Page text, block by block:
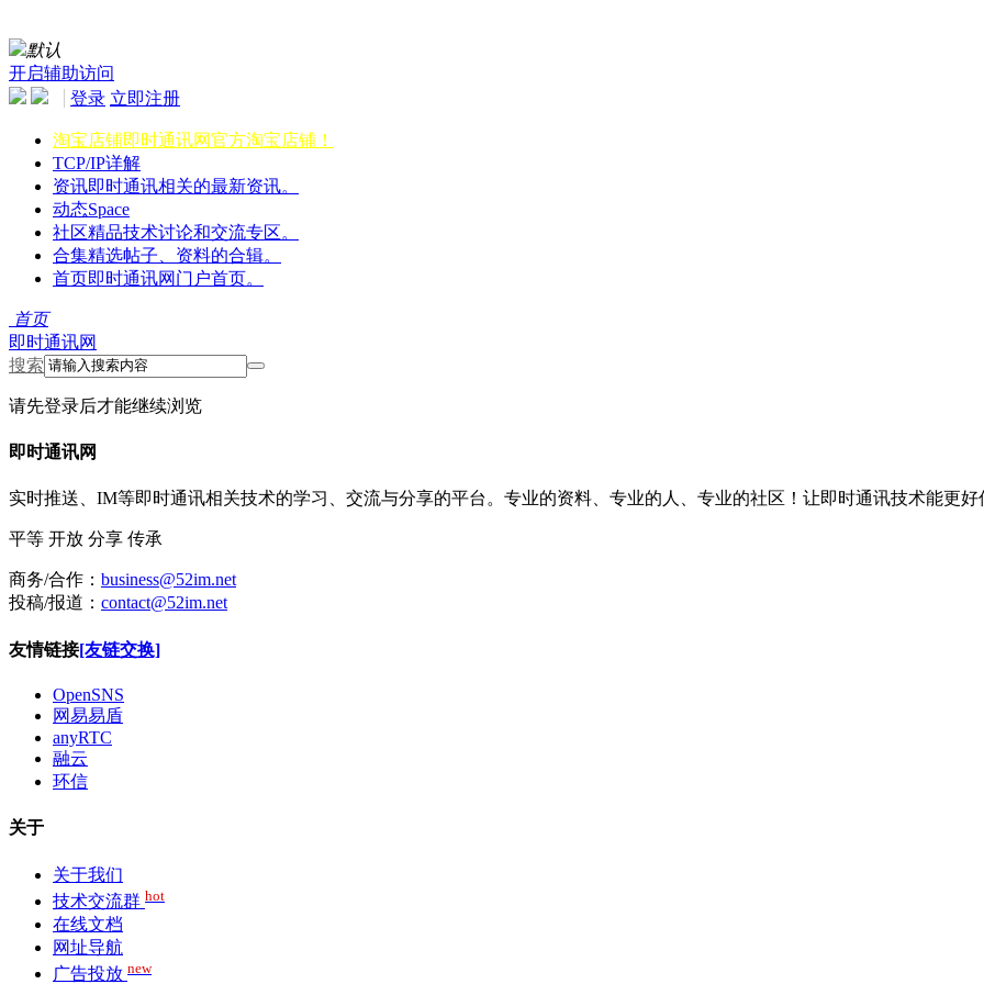
默认
开启辅助访问
登录 立即注册
淘宝店铺即时通讯网官方淘宝店铺！
TCP/IP详解
资讯即时通讯相关的最新资讯。
动态Space
社区精品技术讨论和交流专区。
合集精选帖子、资料的合辑。
首页即时通讯网门户首页。
首页
即时通讯网
搜索
请先登录后才能继续浏览
即时通讯网
实时推送、IM等即时通讯相关技术的学习、交流与分享的平台。专业的资料、专业的人、专业的社区！让即时通讯技术能更好
平等 开放 分享 传承
商务/合作： business@52im.net
投稿/报道： contact@52im.net
友情链接[友链交换]
OpenSNS
网易易盾
anyRTC
融云
环信
关于
关于我们
技术交流群 hot
在线文档
网址导航
广告投放 new